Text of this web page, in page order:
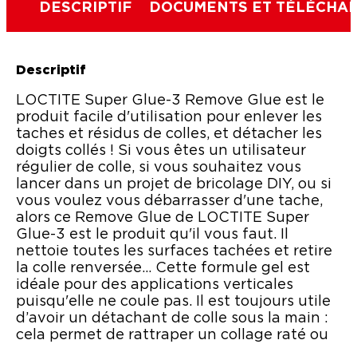
DESCRIPTIF DOCUMENTS ET
Descriptif
LOCTITE Super Glue-3 Remove Glue est le
produit facile d'utilisation pour enlever les
taches et résidus de colles, et détacher les
doigts collés ! Si vous êtes un utilisateur
régulier de colle, si vous souhaitez vous
lancer dans un projet de bricolage DIY, ou si
vous voulez vous débarrasser d'une tache,
alors ce Remove Glue de LOCTITE Super
Glue-3 est le produit qu'il vous faut. Il
nettoie toutes les surfaces tachées et retire
la colle renversée... Cette formule gel est
idéale pour des applications verticales
puisqu'elle ne coule pas. Il est toujours utile
d’avoir un détachant de colle sous la main :
cela permet de rattraper un collage raté ou